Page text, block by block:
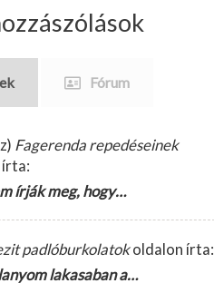
Fórum
Fagerenda repedéseinek
írják meg, hogy…
padlóburkolatokoldalon írta:
lakasaban a…